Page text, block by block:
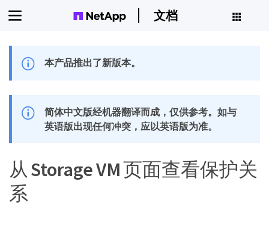
文档
本产品推出了新版本。
简体中文版经机器翻译而成，仅供参考。如与
英语版出现任何冲突，应以英语版为准。
从 Storage VM 页面查看保护关
系